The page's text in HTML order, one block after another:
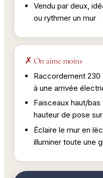
Vendu par deux,
ou rythmer un mur
✗ On aime moins
Raccordement
à une arrivée
Faisceaux haut/
hauteur de pose
Éclaire le mur en
illuminer toute une